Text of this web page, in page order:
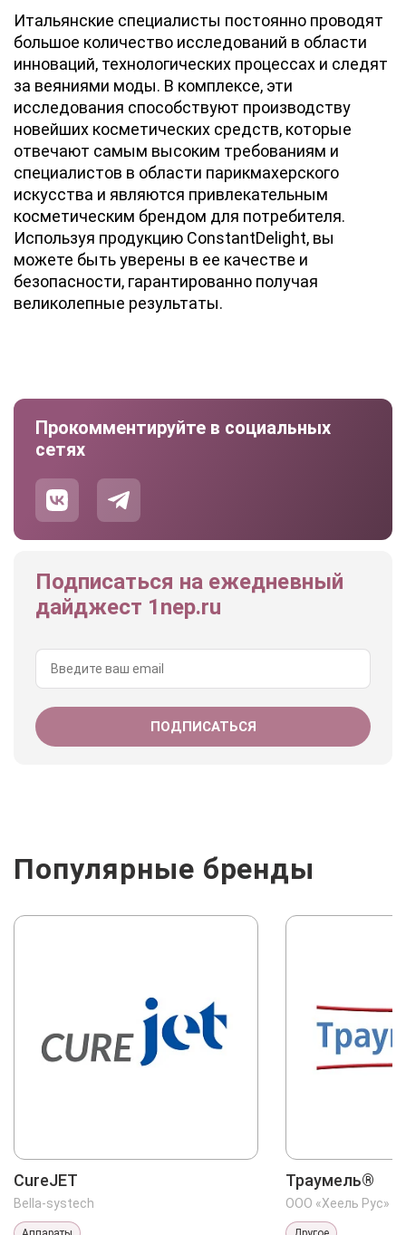
Итальянские специалисты постоянно проводят
большое количество исследований в области
инноваций, технологических процессах и следят
за веяниями моды. В комплексе, эти
исследования способствуют производству
новейших косметических средств, которые
отвечают самым высоким требованиям и
специалистов в области парикмахерского
искусства и являются привлекательным
косметическим брендом для потребителя.
Используя продукцию ConstantDelight, вы
можете быть уверены в ее качестве и
безопасности, гарантированно получая
великолепные результаты.
Прокомментируйте в социальных
сетях
Подписаться на ежедневный
дайджест 1nep.ru
Популярные бренды
CureJET
Bella-systech
Траумель®
ООО «Хеель Рус»